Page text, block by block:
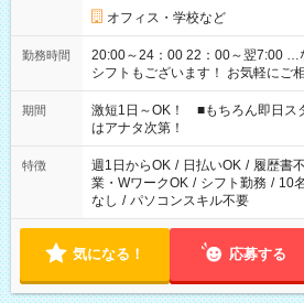
オフィス・学校など
勤務時間
20:00～24：00 22：00～翌7:00 …など
シフトもございます！ お気軽にご
期間
激短1日～OK！ ■もちろん即日
はアナタ次第！
特徴 週1日からOK / 日払いOK / 履歴書
業・WワークOK / シフト勤務 / 10
なし / パソコンスキル不要
気になる！ 応募する